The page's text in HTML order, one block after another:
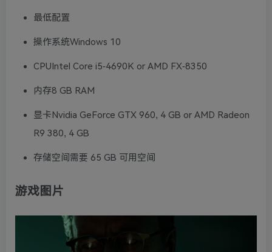
最低配置
操作系统Windows 10
CPUIntel Core i5-4690K or AMD FX-8350
内存8 GB RAM
显卡Nvidia GeForce GTX 960, 4 GB or AMD Radeon
R9 380, 4 GB
存储空间需要 65 GB 可用空间
游戏图片